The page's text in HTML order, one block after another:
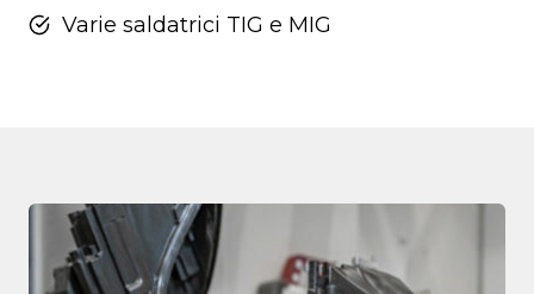
Varie saldatrici TIG e MIG